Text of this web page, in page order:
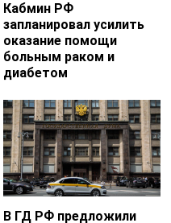
Кабмин РФ
запланировал усилить
оказание помощи
больным раком и
диабетом
В ГД РФ предложили